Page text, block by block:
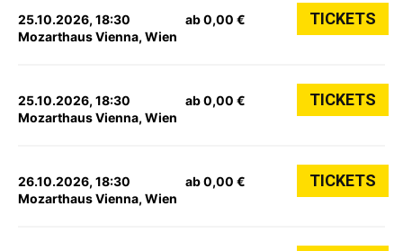
25.10.2026, 18:30
Mozarthaus Vienna, Wien
ab 0,00 € TICKETS
25.10.2026, 18:30
Mozarthaus Vienna, Wien
ab 0,00 € TICKETS
26.10.2026, 18:30
Mozarthaus Vienna, Wien
ab 0,00 € TICKETS